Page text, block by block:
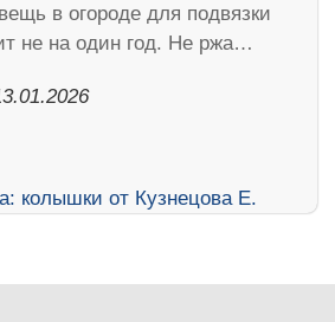
в огороде для подвязки
не на один год. Не ржа…